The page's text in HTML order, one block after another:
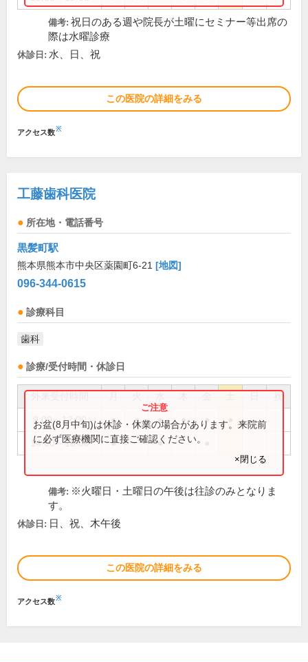
備考: 祝日のある週や院長が土曜にセミナー等出席の
際は水曜診療
休診日: 水、日、祝
この医院の詳細をみる
アクセス数※
工藤歯科医院
所在地・電話番号
黒髪町駅
熊本県熊本市中央区薬園町6-21 [地図]
096-344-0615
診療科目
歯科
診療/受付時間・休診日
祝
9:00～12:00 ● ● ● ● ●
14:00～18:00 ● ●
お盆(8月中旬)は休診・休業の場合があります。来院前
に必ず医療機関に直接ご確認ください。
×閉じる
備考: ※火曜日・土曜日の午後は往診のみとなりま
す。
休診日: 日、祝、木午後
この医院の詳細をみる
アクセス数※